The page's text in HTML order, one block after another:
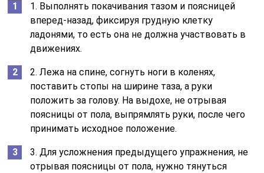
1. Выполнять покачивания тазом и поясницей
вперед-назад, фиксируя грудную клетку
ладонями, то есть она не должна участвовать в
движениях.
2. Лежа на спине, согнуть ноги в коленях,
поставить стопы на ширине таза, а руки
положить за голову. На выдохе, не отрывая
поясницы от пола, выпрямлять руки, после чего
принимать исходное положение.
3. Для усложнения предыдущего упражнения, не
отрывая поясницы от пола, нужно тянуться